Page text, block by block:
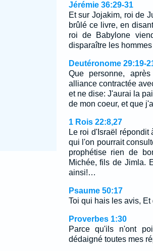
Jérémie 36:29-31
Et sur Jojakim, roi de
brûlé ce livre, en
roi de Babylone
disparaître les
Deutéronome 29:19-
Que personne,
alliance contractée
et ne dise: J'aurai la
de mon coeur, et que
1 Rois 22:8,27
Le roi d'Israël
qui l'on pourrait
prophétise rien de
Michée, fils de Jimla.
ainsi!…
Psaume 50:17
Toi qui hais les avis,
Proverbes 1:30
Parce qu'ils n'ont
dédaigné toutes mes